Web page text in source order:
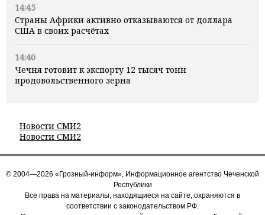
14:45
Страны Африки активно отказываются от доллара
США в своих расчётах
14:40
Чечня готовит к экспорту 12 тысяч тонн
продовольственного зерна
Новости СМИ2
Новости СМИ2
© 2004—2026 «Грозный-информ», Информационное агентство Чеченской
Республики
Все права на материалы, находящиеся на сайте, охраняются в
соответствии с законодательством РФ.